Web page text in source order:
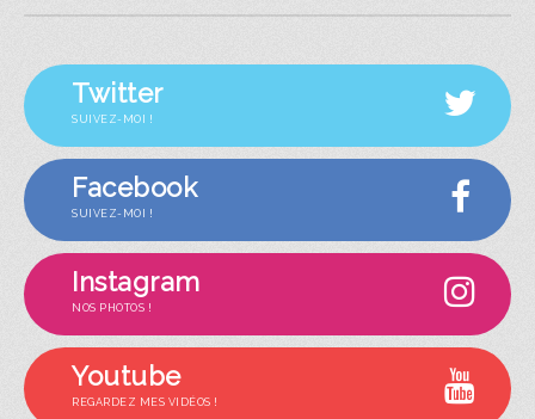
Twitter
SUIVEZ-MOI !
Facebook
SUIVEZ-MOI !
Instagram
NOS PHOTOS !
Youtube
REGARDEZ MES VIDÉOS !